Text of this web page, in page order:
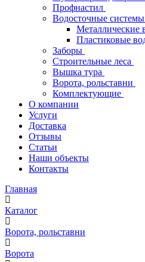
Профнастил
Водосточные системы
Металлические
Пластиковые
Заборы
Строительные леса
Вышка тура
Ворота, рольставни
Комплектующие
О компании
Услуги
Доставка
Отзывы
Статьи
Наши объекты
Контакты
Главная
Каталог
Ворота, рольставни
Ворота